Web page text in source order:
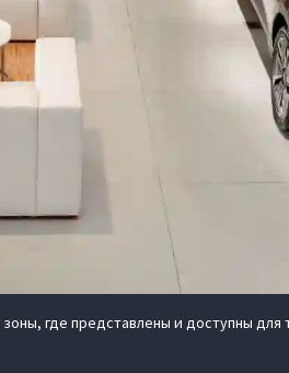
где представлены и доступны